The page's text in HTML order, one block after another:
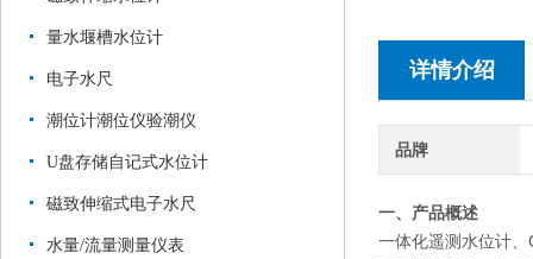
量水堰槽水位计
电子水尺
潮位计潮位仪验潮仪
U盘存储自记式水位计
磁致伸缩式电子水尺
水量/流量测量仪表
详情介绍
品牌
一、产品概述
一体化遥测水位计